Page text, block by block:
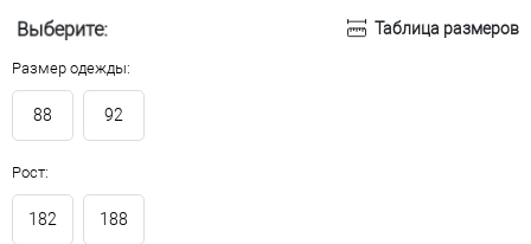
Выберите: Таблица размеров
Размер одежды:
88 92
Рост:
182 188